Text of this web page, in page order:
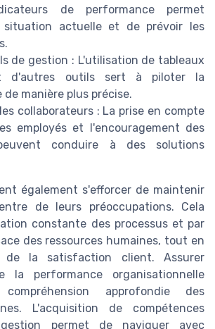
de performance permet
situation actuelle et de prévoir les
de gestion : L'utilisation de tableaux
d'autres outils sert à piloter la
manière plus précise.
collaborateurs : La prise en compte
employés et l'encouragement des
conduire à des solutions
également s'efforcer de maintenir
de leurs préoccupations. Cela
constante des processus et par
des ressources humaines, tout en
de la satisfaction client. Assurer
la performance organisationnelle
approfondie des
L'acquisition de compétences
permet de naviguer avec